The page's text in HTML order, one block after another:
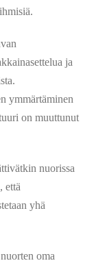
ja
ymmärtäminen
on muuttunut
nuorissa
että
yhä
oma